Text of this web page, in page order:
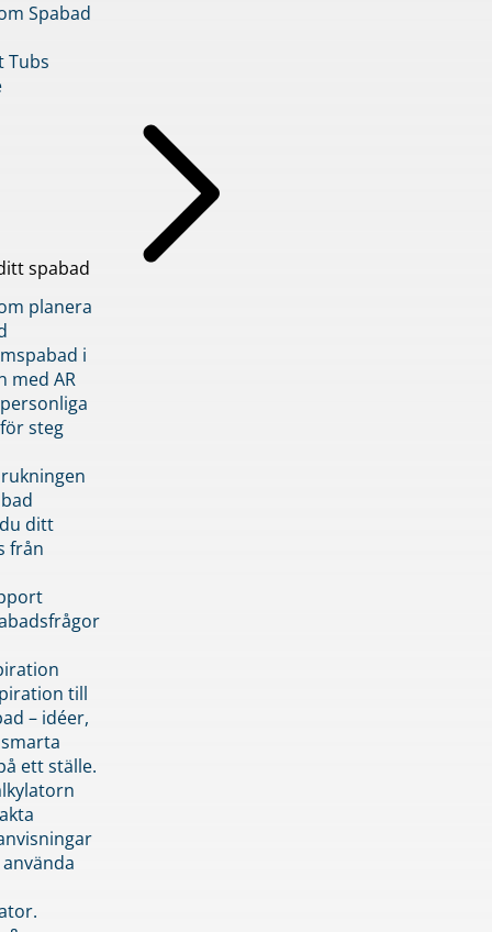
Spabad
Tubs
spabad
planera
i
med AR
steg
ditt
från
till
– idéer,
ett ställe.